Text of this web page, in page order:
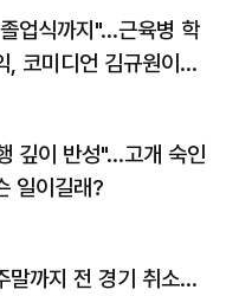
업식까지"…근육병 학
, 코미디언 김규원이었
깊이 반성"…고개 숙인
일이길래?
말까지 전 경기 취소…